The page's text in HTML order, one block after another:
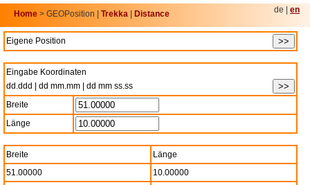
Home > GEOPosition | Trekka Distance de | en
Eigene Position
Eingabe Koordinaten
dd.ddd | dd mm.mm | dd mm ss.ss
Breite
Länge
Breite
Länge
51.00000
10.00000